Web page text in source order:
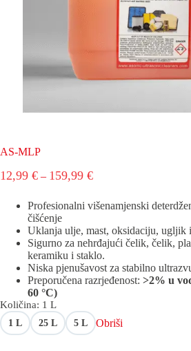
AS-MLP
12,99 € – 159,99 €Raspon
od
12,99 €
159,99 €
Profesionalni višenamjenski
čišćenje
Uklanja ulje, mast, oksidaciju, ugljik
Sigurno za nehrđajući čelik, čelik,
keramiku i staklo.
Niska pjenušavost za stabilno
Preporučena razrjeđenost: >2% u
60 °C)
Količina: 1 L
1 L 25 L 5 L Obriši